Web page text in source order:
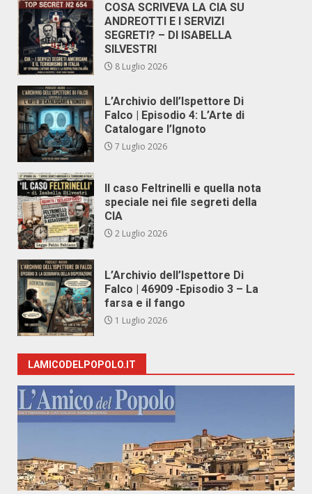
COSA SCRIVEVA LA CIA SU
ANDREOTTI E I SERVIZI
SEGRETI? – DI ISABELLA
SILVESTRI
8 Luglio 2026
L’Archivio dell’Ispettore Di
Falco | Episodio 4: L’Arte di
Catalogare l’Ignoto
7 Luglio 2026
Il caso Feltrinelli e quella nota
speciale nei file segreti della
CIA
2 Luglio 2026
L’Archivio dell’Ispettore Di
Falco | 46909 -Episodio 3 – La
farsa e il fango
1 Luglio 2026
LAMICODELPOPOLO.IT